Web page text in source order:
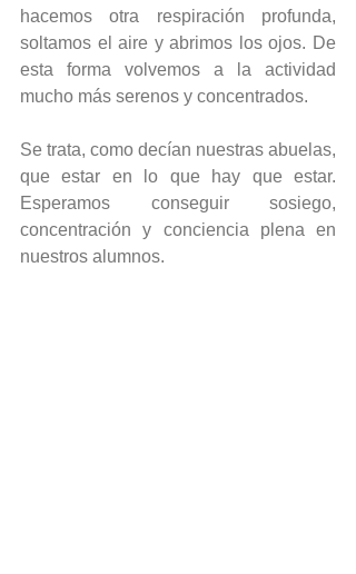
hacemos otra respiración profunda,
soltamos el aire y abrimos los ojos. De
esta forma volvemos a la actividad
mucho más serenos y concentrados.
Se trata, como decían nuestras abuelas,
que estar en lo que hay que estar.
Esperamos conseguir sosiego,
concentración y conciencia plena en
nuestros alumnos.